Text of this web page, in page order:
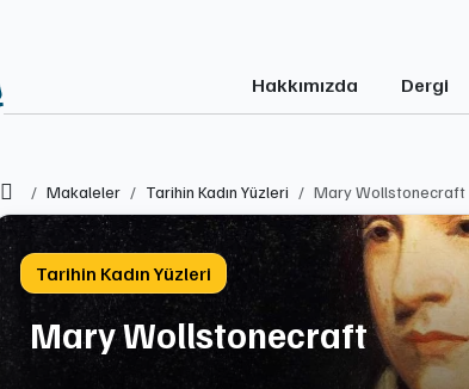
Hakkımızda Dergi
Ana SayfaMakaleler Tarihin Kadın Yüzleri Mary Wollstonecraft
Tarihin Kadın Yüzleri
Mary Wollstonecraft